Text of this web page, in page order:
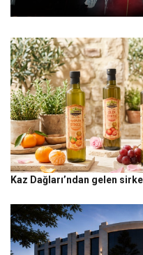
Kaz Dağları’ndan gelen